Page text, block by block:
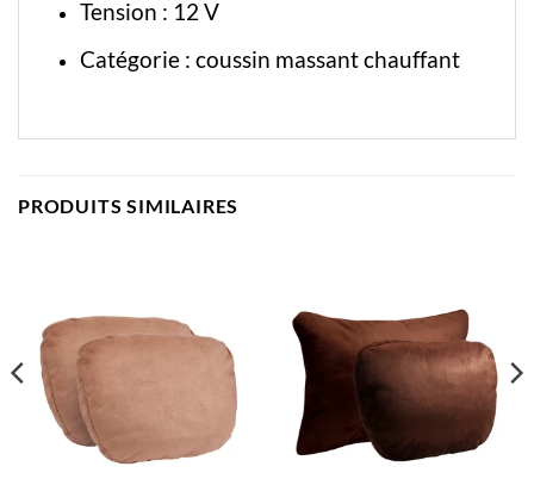
Tension : 12 V
Catégorie : coussin massant chauffant
PRODUITS SIMILAIRES